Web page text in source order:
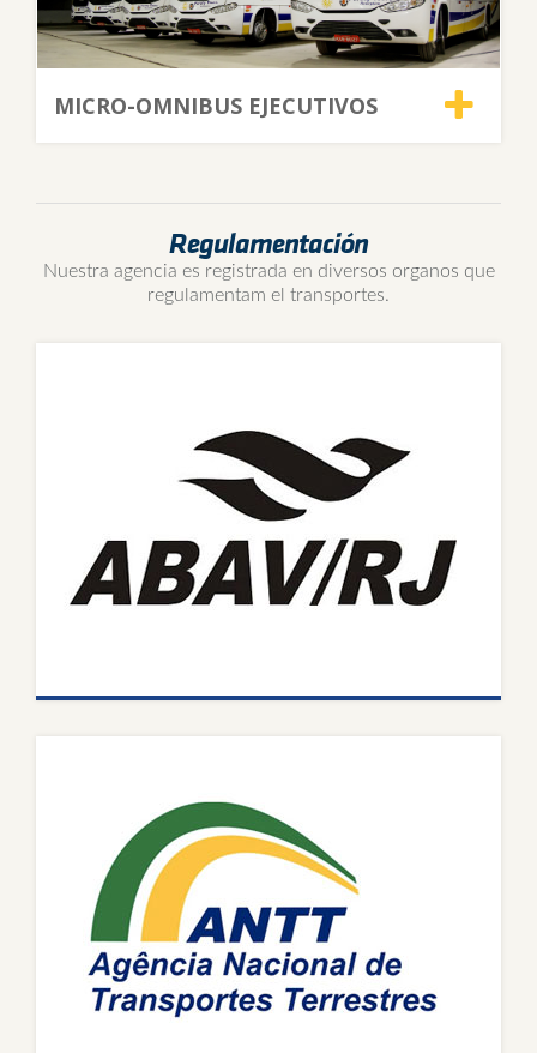
MICRO-OMNIBUS EJECUTIVOS
Regulamentación
Nuestra agencia es registrada en diversos organos que
regulamentam el transportes.